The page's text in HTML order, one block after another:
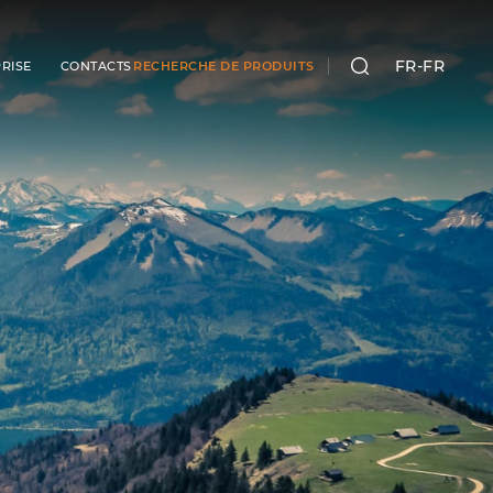
CONTACTS RECHERCHE DE PRODUITS RECHERCHER
FR-FR